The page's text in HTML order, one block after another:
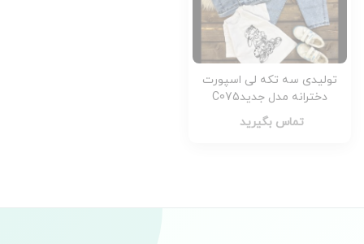
تولیدی سه تکه لی اسپورت
دخترانه مدل جدیدC075
تماس بگیرید